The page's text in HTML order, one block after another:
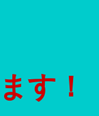
す！